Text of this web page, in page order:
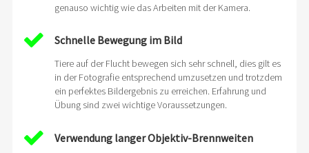
genauso wichtig wie das Arbeiten mit der Kamera.
Schnelle Bewegung im Bild
Tiere auf der Flucht bewegen sich sehr schnell, dies gilt es
in der Fotografie entsprechend umzusetzen und trotzdem
ein perfektes Bildergebnis zu erreichen. Erfahrung und
Übung sind zwei wichtige Voraussetzungen.
Verwendung langer Objektiv-Brennweiten